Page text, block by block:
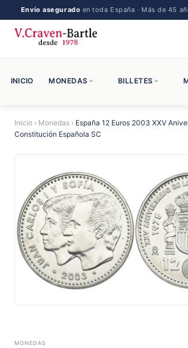
Envío asegurado en toda España · Más de 45
INICIO MONEDAS BILLETES
Inicio › Monedas › España 12 Euros 2003 XXV
Constitución Española SC
MONEDAS